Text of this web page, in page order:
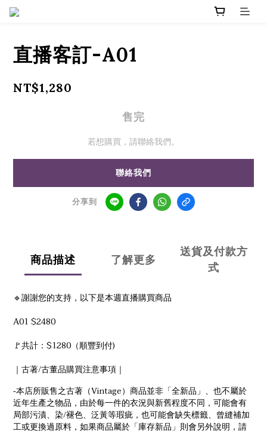
直播客訂-A01
NT$1,280
售完
若想購買，請聯絡我們。
聯絡我們
分享到
商品描述 了解更多
送貨及付款方
式
🔹謝謝您的支持，以下是本週直播購買商品
A01 $2480
🚩共計：$1280（順豐到付)
｜古著/古董品購買注意事項｜
-本店所販售之古著（Vintage ）商品並非「全新品」、也不屬於
近年生產之物品，由於每一件的衣況與新舊程度不同，可能會有
局部污漬、染/褪色、泛黃等瑕疵，也可能會缺失標籤、曾縫補加
工或更換過原料，如果商品屬於「庫存新品」則會另外說明，請